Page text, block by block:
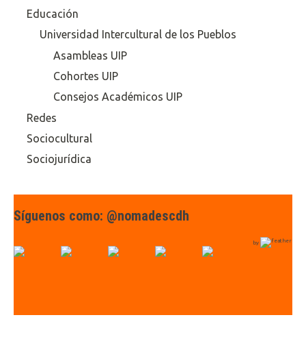
Educación
Universidad Intercultural de los Pueblos
Asambleas UIP
Cohortes UIP
Consejos Académicos UIP
Redes
Sociocultural
Sociojurídica
Síguenos como: @nomadescdh
by